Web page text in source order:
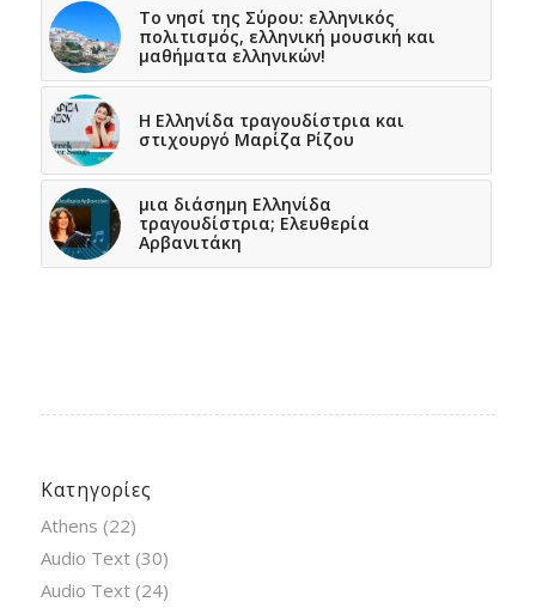
Το νησί της Σύρου: ελληνικός
πολιτισμός, ελληνική μουσική και
μαθήματα ελληνικών!
Η Ελληνίδα τραγουδίστρια και
στιχουργό Μαρίζα Ρίζου
μια διάσημη Ελληνίδα
τραγουδίστρια; Ελευθερία
Αρβανιτάκη
Κατηγορίες
Athens (22)
Audio Text(30)
Audio Text(24)